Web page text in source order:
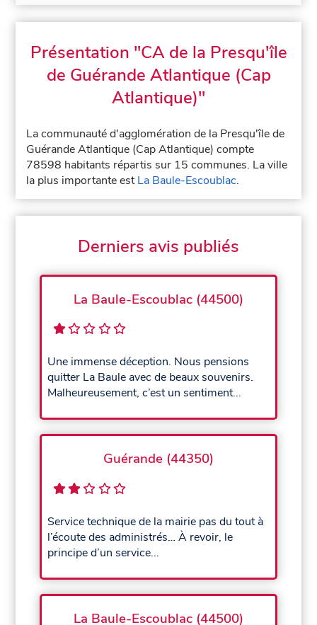
Présentation "CA de la Presqu'île
de Guérande Atlantique (Cap
Atlantique)"
La communauté d'agglomération de la Presqu'île de
Guérande Atlantique (Cap Atlantique) compte
78598 habitants répartis sur 15 communes. La ville
la plus importante estLa Baule-Escoublac.
Derniers avis publiés
La Baule-Escoublac (44500)
Une immense déception. Nous pensions
quitter La Baule avec de beaux souvenirs.
Malheureusement, c’est un sentiment...
Guérande (44350)
Service technique de la mairie pas du tout à
l’écoute des administrés… À revoir, le
principe d’un service...
La Baule-Escoublac (44500)